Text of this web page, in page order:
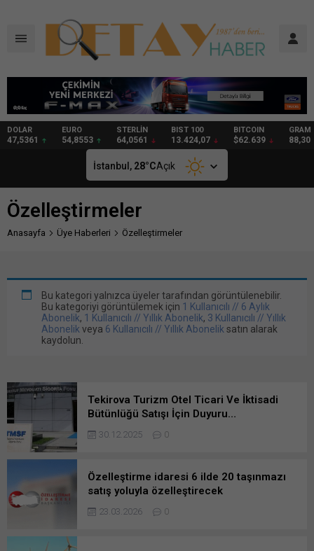
DOLAR
47,5361
EURO
54,8553
STERLİN
64,0561
BIST 100
13.424,07
BITCOIN
$62.639
GRAM
88,30
İstanbul, 28°CAçık
Özelleştirmeler
Anasayfa Üye Haberleri Özelleştirmeler
Bu kategori yalnızca üyeler tarafından görüntülenebilir.
Bu kategoriyi görüntülemek için 1 Kullanıcılı // 6 Aylık
Abonelik, 1 Kullanıcılı // Yıllık Abonelik, 3 Kullanıcılı // Yıllık
Abonelik veya 6 Kullanıcılı // Yıllık Abonelik satın alarak
kaydolun.
Tekirova Turizm Otel Ticari Ve İktisadi
Bütünlüğü Satışı İçin Duyuru…
30.12.2025 0
Özelleştirme idaresi 6 ilde 20 taşınmazı
satış yoluyla özelleştirecek
23.03.2026 0